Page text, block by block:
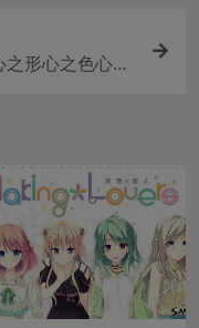
形心之色心之